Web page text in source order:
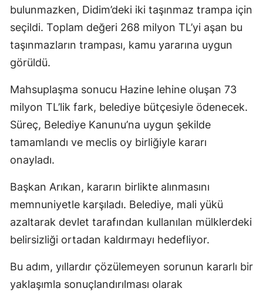
bulunmazken, Didim’deki iki taşınmaz trampa için
seçildi. Toplam değeri 268 milyon TL’yi aşan bu
taşınmazların trampası, kamu yararına uygun
görüldü.
Mahsuplaşma sonucu Hazine lehine oluşan 73
milyon TL’lik fark, belediye bütçesiyle ödenecek.
Süreç, Belediye Kanunu’na uygun şekilde
tamamlandı ve meclis oy birliğiyle kararı
onayladı.
Başkan Arıkan, kararın birlikte alınmasını
memnuniyetle karşıladı. Belediye, mali yükü
azaltarak devlet tarafından kullanılan mülklerdeki
belirsizliği ortadan kaldırmayı hedefliyor.
Bu adım, yıllardır çözülemeyen sorunun kararlı bir
yaklaşımla sonuçlandırılması olarak